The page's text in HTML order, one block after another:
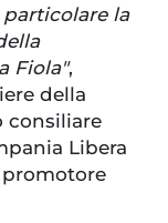
la
Fiola",
della
consiliare
Libera
promotore